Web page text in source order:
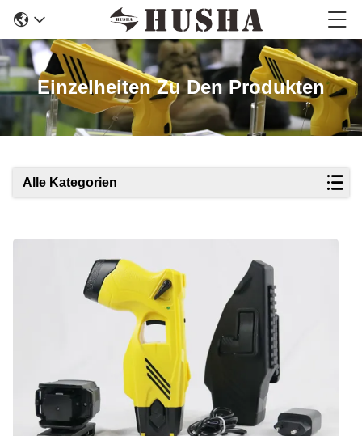
Einzelheiten Zu Den Produkten
Alle Kategorien